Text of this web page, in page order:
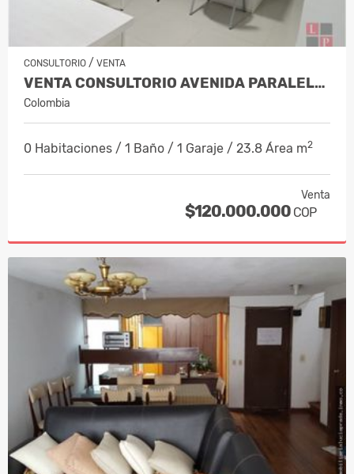
CONSULTORIO / VENTA
VENTA CONSULTORIO AVENIDA PARALELA MA…
Colombia
0 Habitaciones / 1 Baño / 1 Garaje / 23.8 Área m2
Venta
$120.000.000 COP